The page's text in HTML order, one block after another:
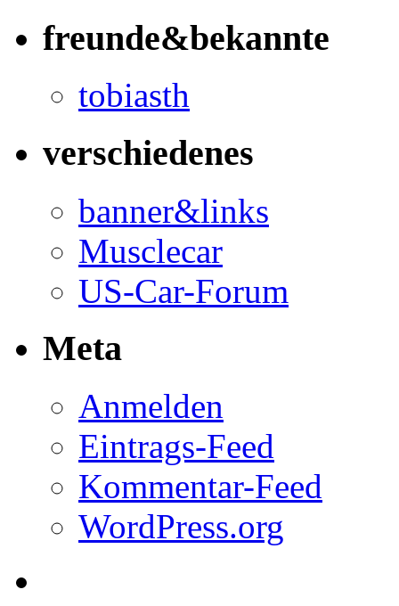
freunde&bekannte
tobiasth
verschiedenes
banner&links
Musclecar
US-Car-Forum
Meta
Anmelden
Eintrags-Feed
Kommentar-Feed
WordPress.org